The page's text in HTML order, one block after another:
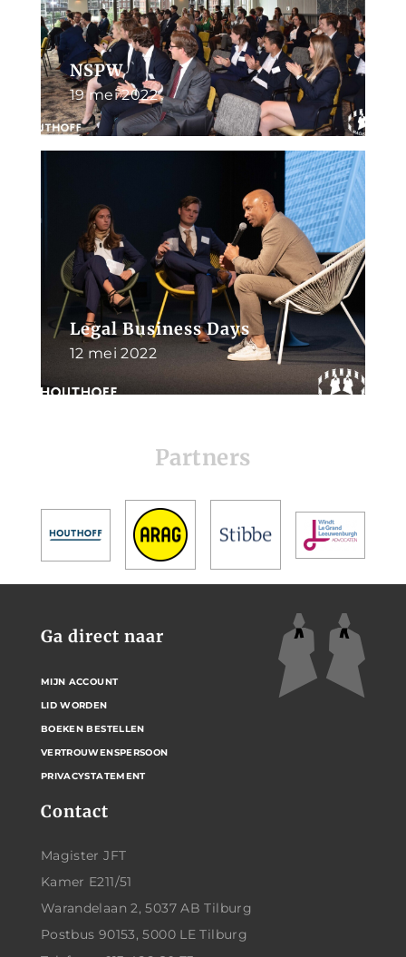
NSPW
19 mei 2022
Legal Business Days
12 mei 2022
Partners
Contact
Magister JFT
Kamer E211/51
Warandelaan 2, 5037 AB Tilburg
Postbus 90153, 5000 LE Tilburg
Ga direct naar
MIJN ACCOUNT
LID WORDEN
BOEKEN BESTELLEN
VERTROUWENSPERSOON
PRIVACYSTATEMENT